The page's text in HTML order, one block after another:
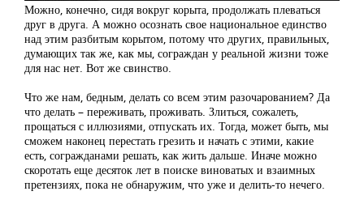
Можно, конечно, сидя вокруг корыта, продолжать плеваться
друг в друга. А можно осознать свое национальное единство
над этим разбитым корытом, потому что других, правильных,
думающих так же, как мы, сограждан у реальной жизни тоже
для нас нет. Вот же свинство.
Что же нам, бедным, делать со всем этим разочарованием? Да
что делать – переживать, проживать. Злиться, сожалеть,
прощаться с иллюзиями, отпускать их. Тогда, может быть, мы
сможем наконец перестать грезить и начать с этими, какие
есть, согражданами решать, как жить дальше. Иначе можно
скоротать еще десяток лет в поиске виноватых и взаимных
претензиях, пока не обнаружим, что уже и делить-то нечего.